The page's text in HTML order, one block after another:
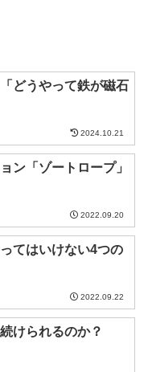
どうやって鉄が磁石
2024.10.21
ン「ゾートロープ」
2022.09.20
てはいけない4つの
2022.09.22
けられるのか？